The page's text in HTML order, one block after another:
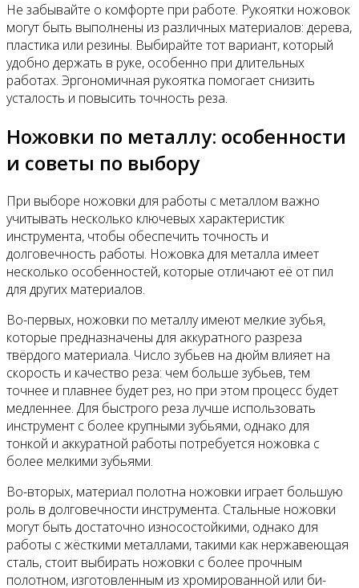
Не забывайте о комфорте при работе. Рукоятки ножовок
могут быть выполнены из различных материалов: дерева,
пластика или резины. Выбирайте тот вариант, который
удобно держать в руке, особенно при длительных
работах. Эргономичная рукоятка помогает снизить
усталость и повысить точность реза.
Ножовки по металлу: особенности
и советы по выбору
При выборе ножовки для работы с металлом важно
учитывать несколько ключевых характеристик
инструмента, чтобы обеспечить точность и
долговечность работы. Ножовка для металла имеет
несколько особенностей, которые отличают её от пил
для других материалов.
Во-первых, ножовки по металлу имеют мелкие зубья,
которые предназначены для аккуратного разреза
твёрдого материала. Число зубьев на дюйм влияет на
скорость и качество реза: чем больше зубьев, тем
точнее и плавнее будет рез, но при этом процесс будет
медленнее. Для быстрого реза лучше использовать
инструмент с более крупными зубьями, однако для
тонкой и аккуратной работы потребуется ножовка с
более мелкими зубьями.
Во-вторых, материал полотна ножовки играет большую
роль в долговечности инструмента. Стальные ножовки
могут быть достаточно износостойкими, однако для
работы с жёсткими металлами, такими как нержавеющая
сталь, стоит выбирать ножовки с более прочным
полотном, изготовленным из хромированной или би-